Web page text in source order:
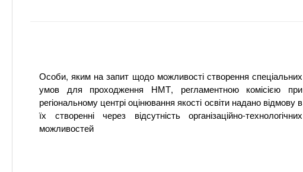
Особи, яким на запит щодо можливості створення спеціальних
умов для проходження НМТ, регламентною комісією при
регіональному центрі оцінювання якості освіти надано відмову в
їх створенні через відсутність організаційно-технологічних
можливостей